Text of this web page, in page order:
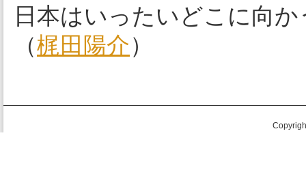
日本はいったいどこに向
（梶田陽介）